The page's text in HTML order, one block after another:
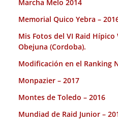
Marcha Melo 2014
Memorial Quico Yebra –
Mis Fotos del VI Raid
Obejuna (Cordoba).
Modificación en el Ranking
Monpazier – 2017
Montes de Toledo – 2016
Mundiad de Raid Junior –